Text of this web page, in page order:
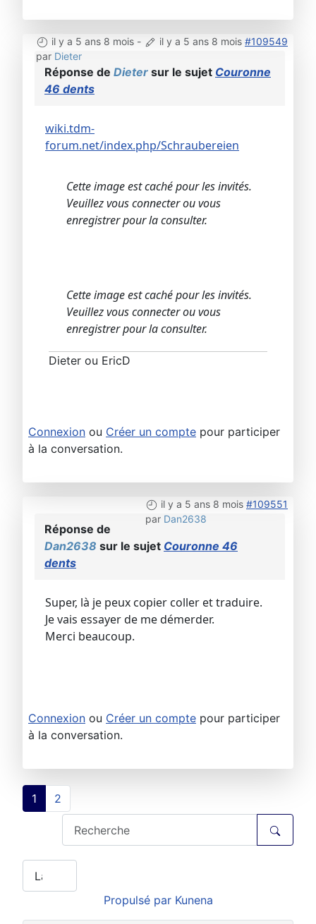
il y a 5 ans 8 mois - il y a 5 ans 8 mois #109549
par Dieter
Réponse de Dieter sur le sujet Couronne
46 dents
wiki.tdm-
forum.net/index.php/Schraubereien
Cette image est caché pour les invités.
Veuillez vous connecter ou vous
enregistrer pour la consulter.
Cette image est caché pour les invités.
Veuillez vous connecter ou vous
enregistrer pour la consulter.
Dieter ou EricD
Connexion ou Créer un compte pour participer
à la conversation.
il y a 5 ans 8 mois #109551
par Dan2638
Réponse de
Dan2638 sur le sujet Couronne 46
dents
Super, là je peux copier coller et traduire.
Je vais essayer de me démerder.
Merci beaucoup.
Connexion ou Créer un compte pour participer
à la conversation.
1 2
Propulsé par Kunena